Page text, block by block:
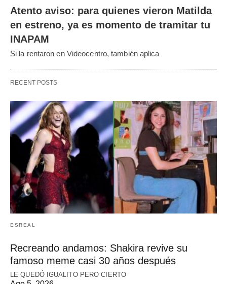
Atento aviso: para quienes vieron Matilda
en estreno, ya es momento de tramitar tu
INAPAM
Si la rentaron en Videocentro, también aplica
RECENT POSTS
ESREAL
Recreando andamos: Shakira revive su
famoso meme casi 30 años después
LE QUEDÓ IGUALITO PERO CIERTO